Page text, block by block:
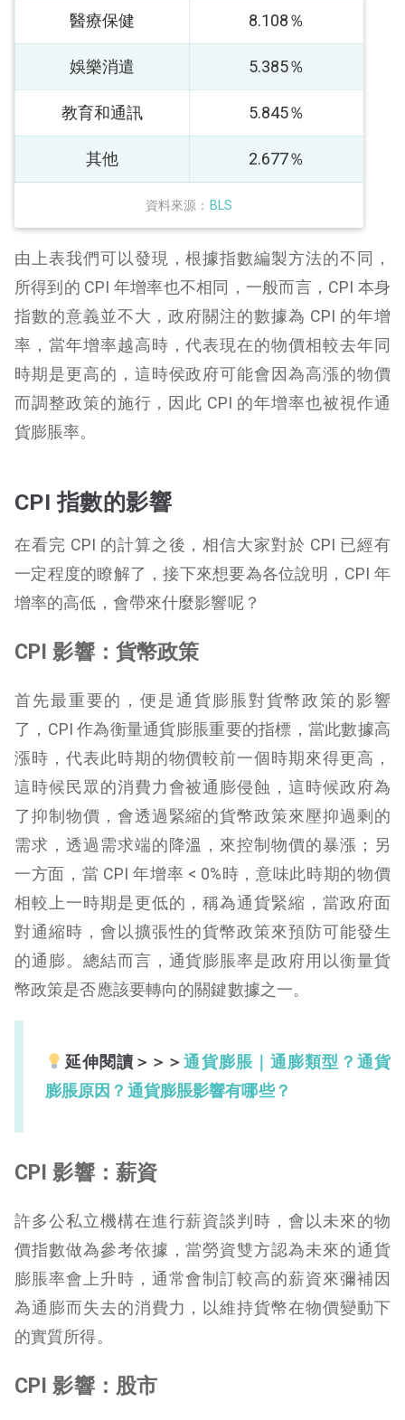
資料來源： BLS
醫療保健 8.108％
娛樂消遣 5.385％
教育和通訊 5.845％
其他 2.677％
由上表我們可以發現，根據指數編製方法的不同，
所得到的 CPI 年增率也不相同，一般而言，CPI 本身
指數的意義並不大，政府關注的數據為 CPI 的年增
率，當年增率越高時，代表現在的物價相較去年同
時期是更高的，這時侯政府可能會因為高漲的物價
而調整政策的施行，因此 CPI 的年增率也被視作通
貨膨脹率。
CPI 指數的影響
在看完 CPI 的計算之後，相信大家對於 CPI 已經有
一定程度的瞭解了，接下來想要為各位說明，CPI 年
增率的高低，會帶來什麼影響呢？
CPI 影響：貨幣政策
首先最重要的，便是通貨膨脹對貨幣政策的影響
了，CPI 作為衡量通貨膨脹重要的指標，當此數據高
漲時，代表此時期的物價較前一個時期來得更高，
這時候民眾的消費力會被通膨侵蝕，這時候政府為
了抑制物價，會透過緊縮的貨幣政策來壓抑過剩的
需求，透過需求端的降溫，來控制物價的暴漲；另
一方面，當 CPI 年增率 < 0%時，意味此時期的物價
相較上一時期是更低的，稱為通貨緊縮，當政府面
對通縮時，會以擴張性的貨幣政策來預防可能發生
的通膨。總結而言，通貨膨脹率是政府用以衡量貨
幣政策是否應該要轉向的關鍵數據之一。
延伸閱讀＞＞＞通貨膨脹｜通膨類型？通貨
膨脹原因？通貨膨脹影響有哪些？
CPI 影響：薪資
許多公私立機構在進行薪資談判時，會以未來的物
價指數做為參考依據，當勞資雙方認為未來的通貨
膨脹率會上升時，通常會制訂較高的薪資來彌補因
為通膨而失去的消費力，以維持貨幣在物價變動下
的實質所得。
CPI 影響：股市